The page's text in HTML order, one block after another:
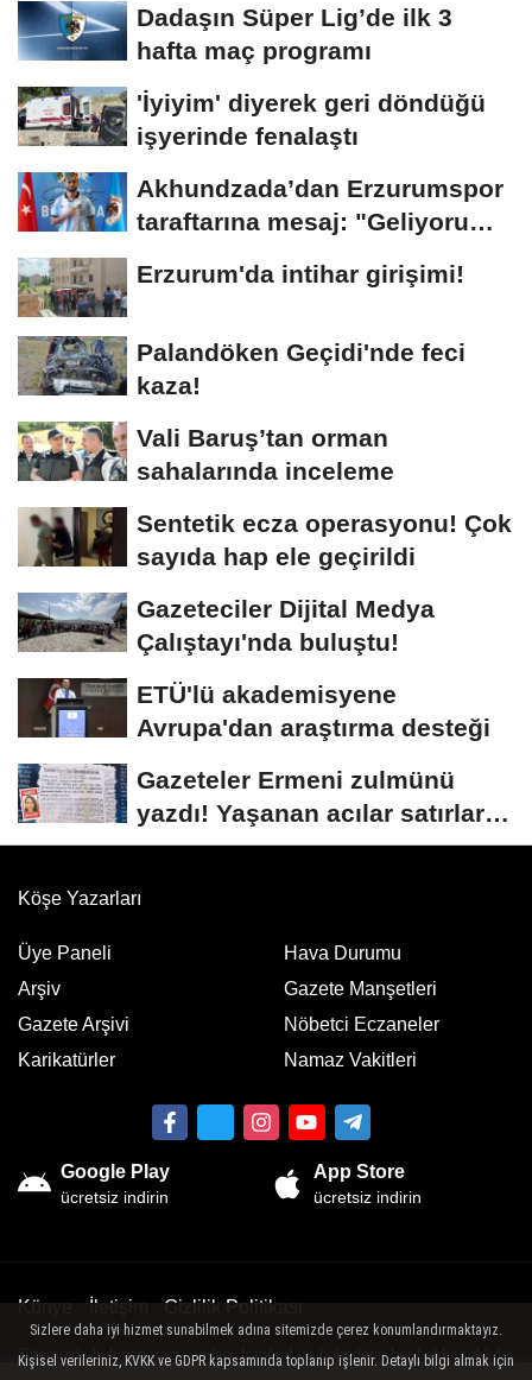
Dadaşın Süper Lig’de ilk 3
hafta maç programı
'İyiyim' diyerek geri döndüğü
işyerinde fenalaştı
Akhundzada’dan Erzurumspor
taraftarına mesaj: "Geliyorum
Erzurum'da intihar girişimi!
Palandöken Geçidi'nde feci
kaza!
Vali Baruş’tan orman
sahalarında inceleme
Sentetik ecza operasyonu! Çok
sayıda hap ele geçirildi
Gazeteciler Dijital Medya
Çalıştayı'nda buluştu!
ETÜ'lü akademisyene
Avrupa'dan araştırma desteği
Gazeteler Ermeni zulmünü
yazdı! Yaşanan acılar satırlara
böyle...
Köşe Yazarları
Üye Paneli
Arşiv
Gazete Arşivi
Karikatürler
Hava Durumu
Gazete Manşetleri
Nöbetci Eczaneler
Namaz Vakitleri
Google Play
ücretsiz indirin
App Store
ücretsiz indirin
Künye İletişim Gizlilik Politikası
Sitemizde bulunan yazı , video, fotoğraf ve haberlerin her hakkı saklıdır.
Sizlere daha iyi hizmet sunabilmek adına sitemizde çerez konumlandırmaktayız.
Kişisel verileriniz, KVKK ve GDPR kapsamında toplanıp işlenir. Detaylı bilgi almak için